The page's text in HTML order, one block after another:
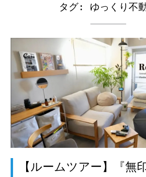
タグ: ゆっくり不
【ルームツアー】『無